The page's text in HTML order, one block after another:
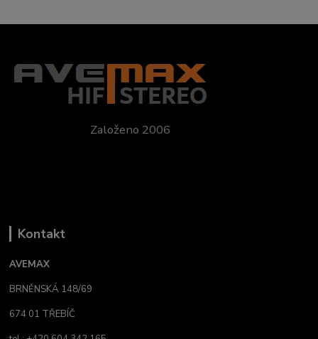
Založeno 2006
Kontakt
AVEMAX
BRNĚNSKÁ 148/69
674 01 TŘEBÍČ